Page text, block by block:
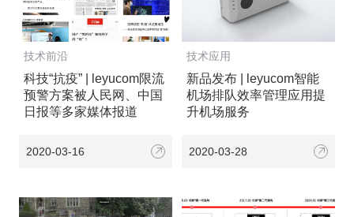
技术前沿
科技“抗疫” | leyucom限流
预警方案被人民网、中国
日报等多家媒体报道
2020-03-16
技术应用
新品发布 | leyucom智能
机场排队效率管理应用提
升机场服务
2020-03-28